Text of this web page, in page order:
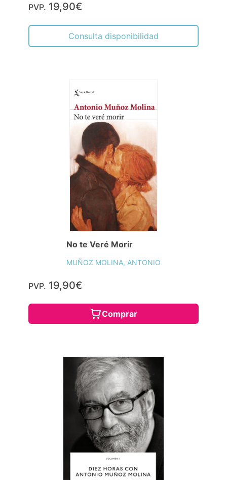
PVP. 19,90€
Consulta disponibilidad
No te Veré Morir
MUÑOZ MOLINA, ANTONIO
PVP. 19,90€
Comprar